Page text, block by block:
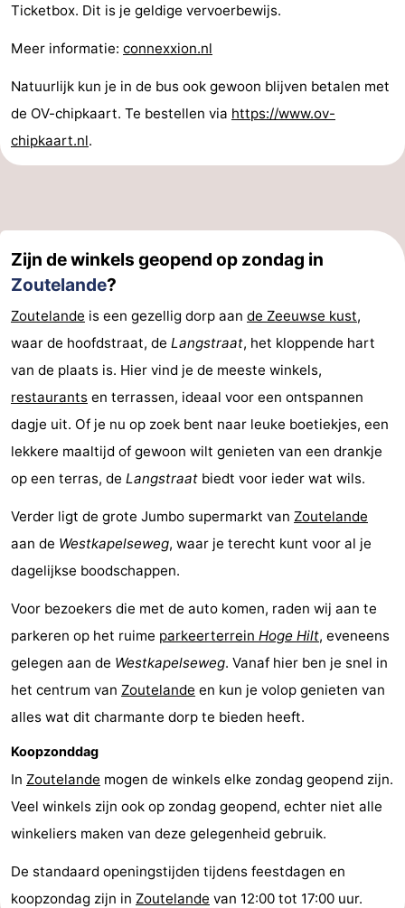
Ticketbox. Dit is je geldige vervoerbewijs.
Meer informatie: connexxion.nl
Natuurlijk kun je in de bus ook gewoon blijven betalen met
de OV-chipkaart. Te bestellen via https://www.ov-
chipkaart.nl.
Zijn de winkels geopend op zondag in
Zoutelande?
Zoutelande is een gezellig dorp aan de Zeeuwse kust,
waar de hoofdstraat, de Langstraat, het kloppende hart
van de plaats is. Hier vind je de meeste winkels,
restaurants en terrassen, ideaal voor een ontspannen
dagje uit. Of je nu op zoek bent naar leuke boetiekjes, een
lekkere maaltijd of gewoon wilt genieten van een drankje
op een terras, de Langstraat biedt voor ieder wat wils.
Verder ligt de grote Jumbo supermarkt van Zoutelande
aan de Westkapelseweg, waar je terecht kunt voor al je
dagelijkse boodschappen.
Voor bezoekers die met de auto komen, raden wij aan te
parkeren op het ruime parkeerterrein Hoge Hilt, eveneens
gelegen aan de Westkapelseweg. Vanaf hier ben je snel in
het centrum van Zoutelande en kun je volop genieten van
alles wat dit charmante dorp te bieden heeft.
Koopzonddag
In Zoutelande mogen de winkels elke zondag geopend zijn.
Veel winkels zijn ook op zondag geopend, echter niet alle
winkeliers maken van deze gelegenheid gebruik.
De standaard openingstijden tijdens feestdagen en
koopzondag zijn in Zoutelande van 12:00 tot 17:00 uur.